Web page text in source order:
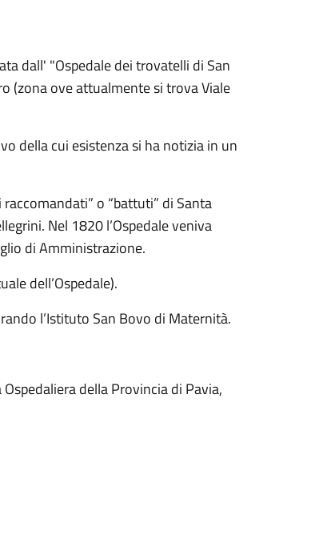
dall' "Ospedale dei trovatelli di San
(zona ove attualmente si trova Viale
della cui esistenza si ha notizia in un
o “battuti” di Santa
Nel 1820 l’Ospedale veniva
di Amministrazione.
dell’Ospedale).
l’Istituto San Bovo di Maternità.
della Provincia di Pavia,